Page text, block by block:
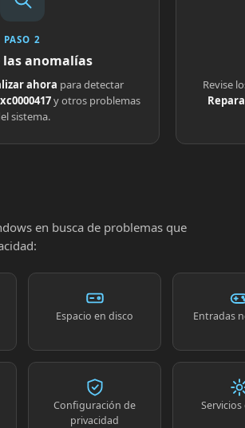
PASO 2
las anomalías
ahora para detectar
y otros problemas
sistema.
Revise
en busca de problemas que
Espacio en disco Entradas
Configuración de
privacidad
Servicios